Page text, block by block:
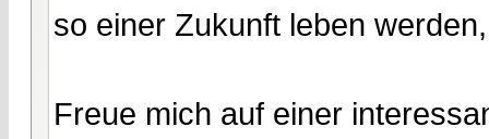
so einer Zukunft leben
Freue mich auf einer